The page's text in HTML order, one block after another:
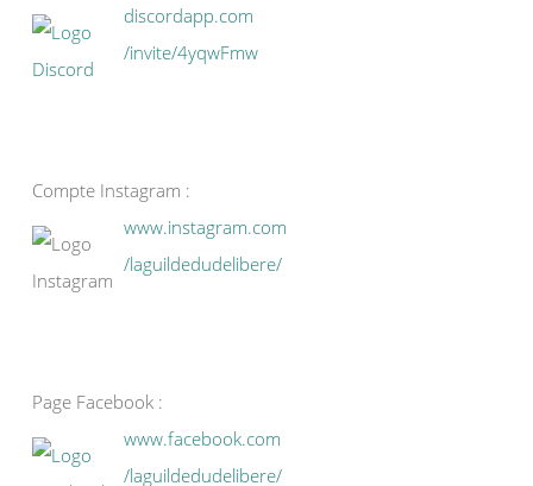
discordapp.com
/invite/4yqwFmw
Compte Instagram :
www.instagram.com
/laguildedudelibere/
Page Facebook :
www.facebook.com
/laguildedudelibere/